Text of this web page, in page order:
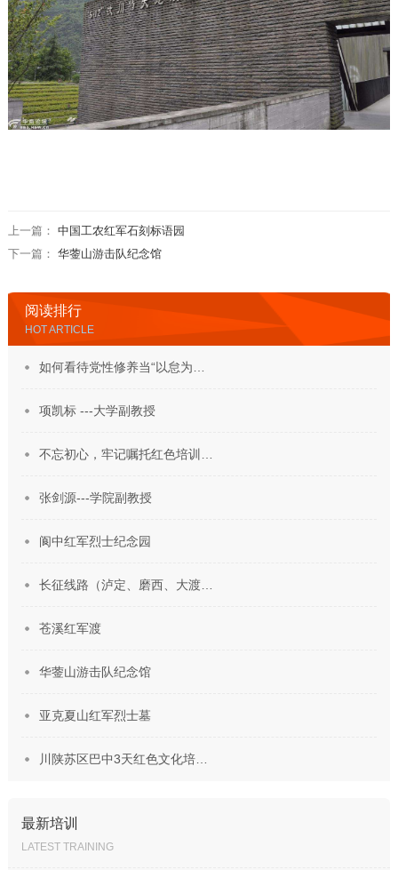
上一篇： 中国工农红军石刻标语园
下一篇： 华蓥山游击队纪念馆
阅读排行
HOT ARTICLE
如何看待党性修养当“以怠为…
项凯标 ---大学副教授
不忘初心，牢记嘱托红色培训…
张剑源---学院副教授
阆中红军烈士纪念园
长征线路（泸定、磨西、大渡…
苍溪红军渡
华蓥山游击队纪念馆
亚克夏山红军烈士墓
川陕苏区巴中3天红色文化培…
最新培训
LATEST TRAINING